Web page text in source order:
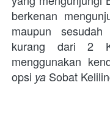
berkenan
maupun
kurang dari 2
menggunakan
opsi ya Sobat